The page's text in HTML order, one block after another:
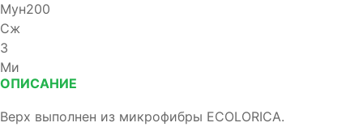
Мун200
Сж
З
Ми
ОПИСАНИЕ
Верх выполнен из микрофибры ECOLORICA.